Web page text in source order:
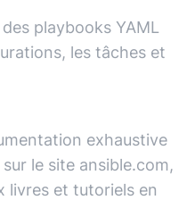
playbooks YAML
les tâches et
exhaustive
le site ansible.com,
livres et tutoriels en